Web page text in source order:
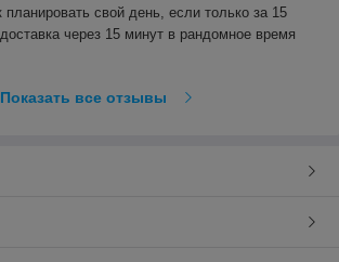
свой день, если только за 15
через 15 минут в рандомное время
Показать все отзывы